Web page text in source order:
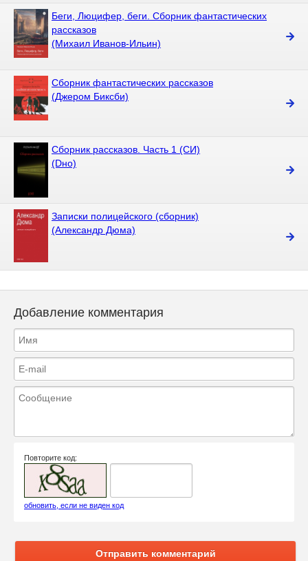
Беги, Люцифер, беги. Сборник фантастических
рассказов
(Михаил Иванов-Ильин)
Сборник фантастических рассказов
(Джером Биксби)
Сборник рассказов. Часть 1 (СИ)
(Dно)
Записки полицейского (сборник)
(Александр Дюма)
Добавление комментария
Повторите код:
обновить, если не виден код
Отправить комментарий